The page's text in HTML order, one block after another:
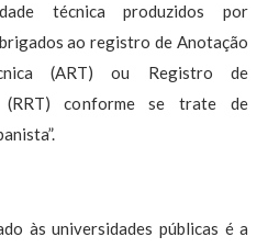
técnica produzidos por
ao registro de Anotação
(ART) ou Registro de
(RRT) conforme se trate de
às universidades públicas é a